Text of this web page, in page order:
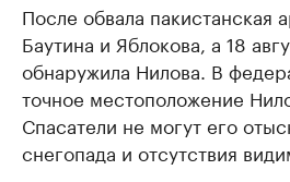
После обвала пакистанская
Баутина и Яблокова, а 18
обнаружила Нилова. В
точное местоположение
Спасатели не могут его
снегопада и отсутствия